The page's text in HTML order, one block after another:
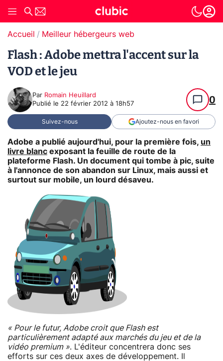
Accueil Meilleur hébergeurs web
Flash : Adobe mettra l'accent sur la
VOD et le jeu
Par Romain Heuillard
Publié le 22 février 2012 à 18h57 0
Suivez-nous Ajoutez-nous en favori
Adobe a publié aujourd'hui, pour la première fois, un
livre blanc exposant la feuille de route de la
plateforme Flash. Un document qui tombe à pic, suite
à l'annonce de son abandon sur Linux, mais aussi et
surtout sur mobile, un lourd désaveu.
« Pour le futur, Adobe croit que Flash est
particulièrement adapté aux marchés du jeu et de la
vidéo premium ». L'éditeur concentrera donc ses
efforts sur ces deux axes de développement. Il